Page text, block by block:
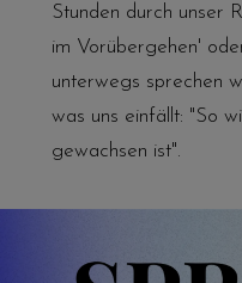
Stunden durch unser
im Vorübergehen'
unterwegs sprechen
was uns einfällt: "So
gewachsen ist".